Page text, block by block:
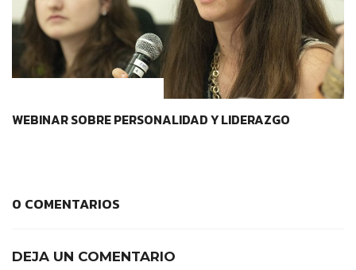
WEBINAR SOBRE PERSONALIDAD Y LIDERAZGO
0 COMENTARIOS
DEJA UN COMENTARIO